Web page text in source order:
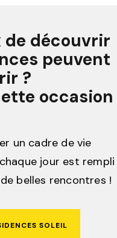
de découvrir
peuvent
?
occasion
un cadre de vie
jour est rempli
belles rencontres !
SOLEIL